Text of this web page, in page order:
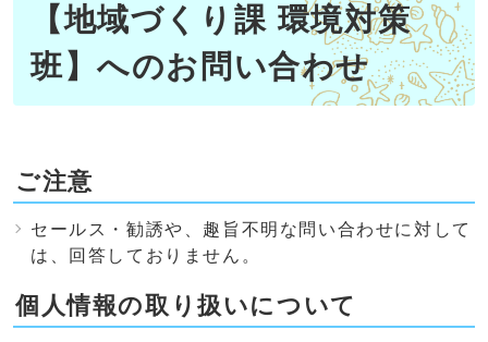
【地域づくり課 環境対策
班】へのお問い合わせ
ご注意
セールス・勧誘や、趣旨不明な問い合わせに対して
は、回答しておりません。
個人情報の取り扱いについて